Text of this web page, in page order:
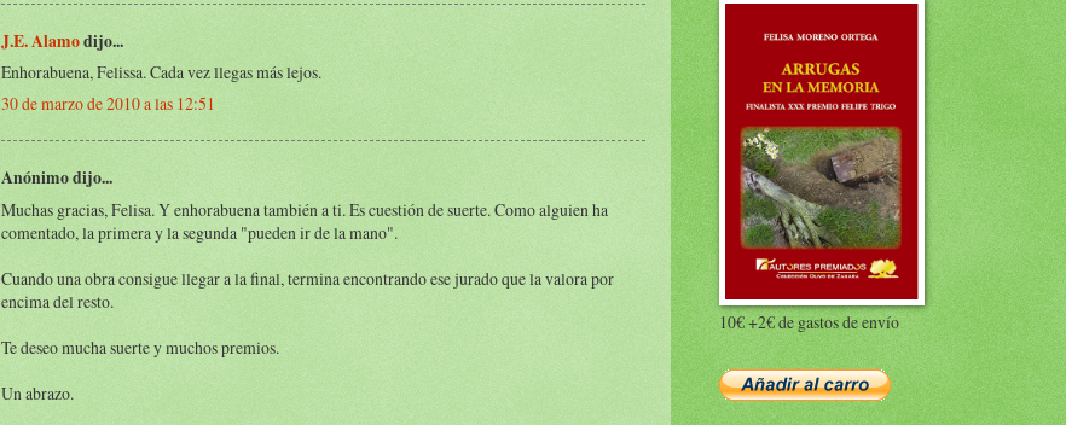
J.E. Alamodijo...
Enhorabuena, Felissa. Cada vez llegas más lejos.
30 de marzo de 2010 a las 12:51
Anónimo dijo...
Muchas gracias, Felisa. Y enhorabuena también a ti. Es cuestión de suerte. Como alguien ha
comentado, la primera y la segunda "pueden ir de la mano".
Cuando una obra consigue llegar a la final, termina encontrando ese jurado que la valora por
encima del resto.
Te deseo mucha suerte y muchos premios.
Un abrazo.
10€ +2€ de gastos de envío